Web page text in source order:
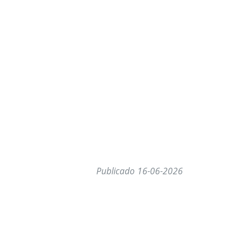
Publicado 16-06-2026